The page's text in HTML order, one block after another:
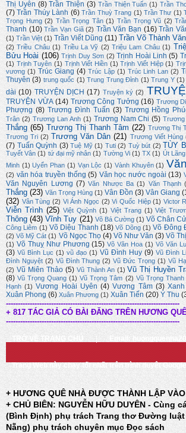
Thị Uyên (8) Trần Thiện (3) Trần Thiện Tuấn (1) Trần
(7) Trần Thúy Lành (6) Trần Thuỳ Trang (1) Trần Thư (1)
Trọng Hưng (2) Trần Trọng Tân (1) Trần Trọng Vũ (2)
Thanh (10) Trần Vạn Giã (2) Trần Văn Bạn (16) Trần
(1) Trần Việt (1) Trần Viết Dũng (11) Trần Võ Thành Văn
(2) Triều Châu (1) Triều La Vỹ (2) Triệu Lam Châu (1)
Bửu Hoài (106) Trịnh Duy Sơn (2) Trịnh Hoài Linh (5)
(1) Trịnh Tuyên (1) Trịnh Viết Hiền (1) Trịnh Viết Hiệp (1)
vương (1) Trúc Giang (4) Trúc Lập (1) Trúc Linh Lan (2)
Thuyên (3) trung quốc (1) Trung Trung Đỉnh (1) Trung Y (1)
dài (10) TRUYỆN DỊCH (17) Truyện ký (2)
TRUYỆN VỪA (14) Trương Công Tưởng (16) Trương
Phượng (8) Trương Đình Tuấn (3) Trương Hồng
Trân (2) Trương Lan Anh (1) Trương Nam Chi (5)
Thắng (65) Trương Thị Thanh Tâm (22) Trương Thị
Trương Tri (2) Trương Văn Dân (21) Trương Viết Hùng
(7) Tuấn Quỳnh (3) Tuệ Mỹ (1) Tuti (2) Tuỳ bút (2) TÙY
Tuyết Vân (1) tứ đại mỹ nhân (1) Tường Vi (1) TX (1) Út
Minh (1) Uyển Phan (1) Vạn Lộc (1) Vành Khuyên (1) Văn
(2) văn hóa truyền thống (5) Văn học nước ngoài (13)
Văn Nguyên Lương (7) Văn Nhược Ba (1) Văn Thạnh
Thắng (23) Văn Trọng Hùng (1) Vân Đồn (3) Vân Giang
(32) Vân Tùng (2) Vi Ánh Ngọc (2) Vi Quốc Hiệp (1) Victor
Viễn Trình (25) Việt Quỳnh (1) Việt Trang (1) Việt
Thông (43) Vĩnh Tuy (21) Võ Bá Cường (1) Võ Chân
Công Liêm (1) Võ Diệu Thanh (18) Võ Dõng (1) Võ Đông
(2) Võ Mỹ Cát (1) Võ Ngọc Thọ (4) Võ Như Văn (3) Võ
(1) Võ Thuỵ Như Phương (15) Võ Văn Hoa (1) Võ Văn
(3) Vũ Bình Lục (1) vũ đạo (1) Vũ Đình Huy (9) Vũ Đình
Đình Nguyệt (2) Vũ Đình Thung (2) Vũ Đức Trọng (1) Vũ Hạ
(2) Vũ Miên Thảo (5) Vũ Thành An (1) Vũ Thị Huyền
(8) Vũ Trọng Quang (1) Vũ Trọng Tâm (2) Vũ Trọng Thanh
Hạnh (1) Vương Hoài Uyên (4) Vương Tâm (3)
Xuân Phong (6) Xuân Phương (1) Xuân Tiến (20) Ý Thu
-------------------------------------------------------------------------
+ 817 TÁC GIẢ CÓ BÀI ĐĂNG TRÊN HƯƠNG
-------------------------------------------------------------------------
TRỞ VỀ TRANG CHỦ Email:
Trang Web này chạy tốt nhất trên trình duyệt
+ HƯƠNG QUÊ NHÀ ĐƯỢC THÀNH LẬP
+ CHỦ BIÊN: NGUYỄN HỮU DUYÊN - Cùng
(Bình Định) phụ trách Trang thơ Đường luật
Nẵng) phụ trách chuyên mục Đọc sách